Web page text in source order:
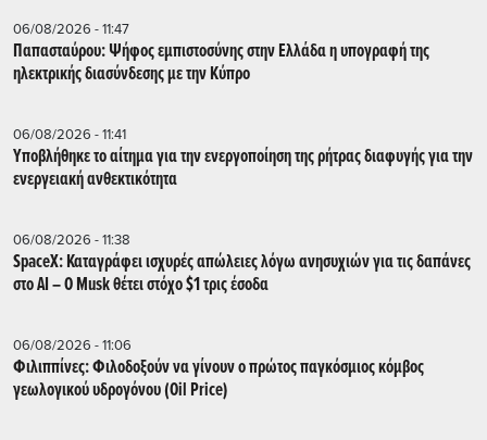
06/08/2026 - 11:47
Παπασταύρου: Ψήφος εμπιστοσύνης στην Ελλάδα η υπογραφή της
ηλεκτρικής διασύνδεσης με την Κύπρο
06/08/2026 - 11:41
Υποβλήθηκε το αίτημα για την ενεργοποίηση της ρήτρας διαφυγής για την
ενεργειακή ανθεκτικότητα
06/08/2026 - 11:38
SpaceX: Καταγράφει ισχυρές απώλειες λόγω ανησυχιών για τις δαπάνες
στο AI – Ο Musk θέτει στόχο $1 τρις έσοδα
06/08/2026 - 11:06
Φιλιππίνες: Φιλοδοξούν να γίνουν ο πρώτος παγκόσμιος κόμβος
γεωλογικού υδρογόνου (Oil Price)